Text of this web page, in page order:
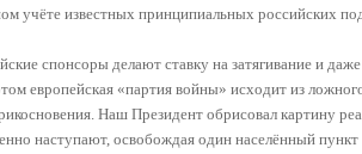
учёте известных принципиальных российских
спонсоры делают ставку на затягивание и
европейская «партия войны» исходит из
Наш Президент обрисовал картину
наступают, освобождая один населённый пункт